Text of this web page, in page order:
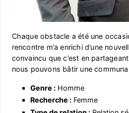
Chaque obstacle a été une
rencontre m’a enrichi d’une
convaincu que c’est en
nous pouvons bâtir une
Genre :Homme
Recherche :Femme